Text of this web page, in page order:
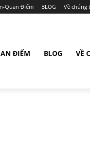
Quan Điểm BLOG Về chúng
ĐIỂM BLOG VỀ